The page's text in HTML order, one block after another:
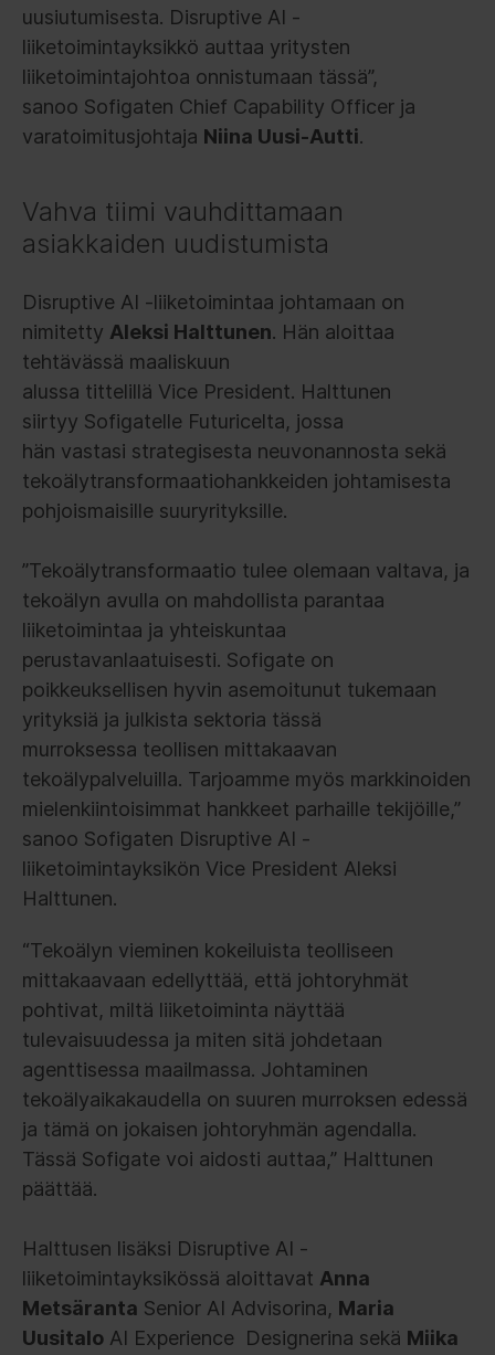
uusiutumisesta. Disruptive AI -
liiketoimintayksikkö auttaa yritysten
liiketoimintajohtoa onnistumaan tässä”,
sanoo Sofigaten Chief Capability Officer ja
varatoimitusjohtaja Niina Uusi-Autti.
Vahva tiimi vauhdittamaan
asiakkaiden uudistumista
Disruptive AI -liiketoimintaa johtamaan on
nimitetty Aleksi Halttunen. Hän aloittaa
tehtävässä maaliskuun
alussa tittelillä Vice President. Halttunen
siirtyy Sofigatelle Futuricelta, jossa
hän vastasi strategisesta neuvonannosta sekä
tekoälytransformaatiohankkeiden johtamisesta
pohjoismaisille suuryrityksille.
”Tekoälytransformaatio tulee olemaan valtava, ja
tekoälyn avulla on mahdollista parantaa
liiketoimintaa ja yhteiskuntaa
perustavanlaatuisesti. Sofigate on
poikkeuksellisen hyvin asemoitunut tukemaan
yrityksiä ja julkista sektoria tässä
murroksessa teollisen mittakaavan
tekoälypalveluilla. Tarjoamme myös markkinoiden
mielenkiintoisimmat hankkeet parhaille tekijöille,”
sanoo Sofigaten Disruptive AI -
liiketoimintayksikön Vice President Aleksi
Halttunen.
“Tekoälyn vieminen kokeiluista teolliseen
mittakaavaan edellyttää, että johtoryhmät
pohtivat, miltä liiketoiminta näyttää
tulevaisuudessa ja miten sitä johdetaan
agenttisessa maailmassa. Johtaminen
tekoälyaikakaudella on suuren murroksen edessä
ja tämä on jokaisen johtoryhmän agendalla.
Tässä Sofigate voi aidosti auttaa,” Halttunen
päättää.
Halttusen lisäksi Disruptive AI -
liiketoimintayksikössä aloittavat Anna
Metsäranta Senior AI Advisorina, Maria
Uusitalo AI Experience Designerina sekä Miika